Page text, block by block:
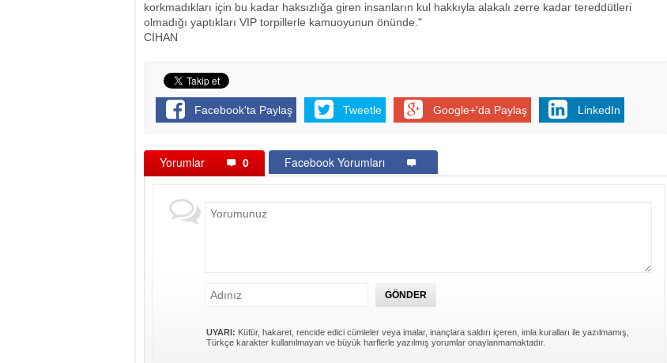
korkmadıkları için bu kadar haksızlığa giren insanların kul hakkıyla alakalı zerre kadar tereddütleri
olmadığı yaptıkları VIP torpillerle kamuoyunun önünde."
CİHAN
Facebook'ta Paylaş Tweetle Google+'da Paylaş LinkedIn
Yorumlar 0 Facebook Yorumları
UYARI: Küfür, hakaret, rencide edici cümleler veya imalar, inançlara saldırı içeren, imla kuralları ile yazılmamış,
Türkçe karakter kullanılmayan ve büyük harflerle yazılmış yorumlar onaylanmamaktadır.